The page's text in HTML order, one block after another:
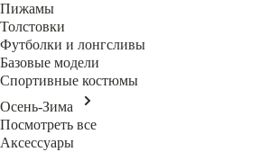
Пижамы
Толстовки
Футболки и лонгсливы
Базовые модели
Спортивные костюмы
Осень-Зима
Посмотреть все
Аксессуары